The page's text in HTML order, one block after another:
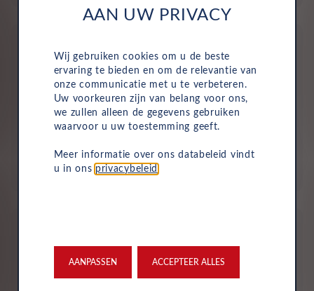
Geen investering of aanbetaling nodig
Bij zakelijke lease is de leasemaatschappij eigenaar van
loopt uw bedrijf geen waarderisico en krijgt u niet te
maken met onverwachte rekeningen.
AAN UW PRIVACY
Wij gebruiken cookies om u de beste
ervaring te bieden en om de relevantie van
onze communicatie met u te verbeteren.
Uw voorkeuren zijn van belang voor ons,
we zullen alleen de gegevens gebruiken
waarvoor u uw toestemming geeft.
Meer informatie over ons databeleid vindt
u in ons privacybeleid
AANPASSEN ACCEPTEER ALLES